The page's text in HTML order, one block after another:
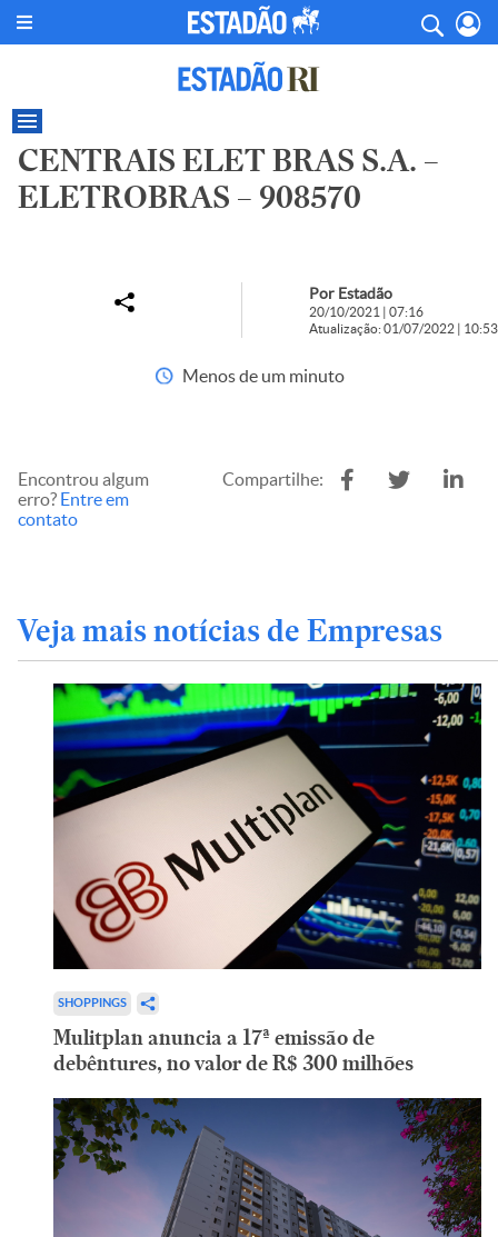
CENTRAIS ELET BRAS S.A. –
ELETROBRAS – 908570
Por Estadão
20/10/2021 | 07:16
Atualização: 01/07/2022 | 10:53
Menos de um minuto
Encontrou algum
erro? Entre em
contato
Compartilhe:
Veja mais notícias de Empresas
SHOPPINGS
Mulitplan anuncia a 17ª emissão de
debêntures, no valor de R$ 300 milhões